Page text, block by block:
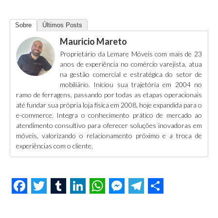
Sobre Últimos Posts
Mauricio Mareto
Proprietário da Lemare Móveis com mais de 23
anos de experiência no comércio varejista, atua
na gestão comercial e estratégica do setor de
mobiliário. Iniciou sua trajetória em 2004 no
ramo de ferragens, passando por todas as etapas operacionais
até fundar sua própria loja física em 2008, hoje expandida para o
e-commerce. Integra o conhecimento prático de mercado ao
atendimento consultivo para oferecer soluções inovadoras em
móveis, valorizando o relacionamento próximo e a troca de
experiências com o cliente.